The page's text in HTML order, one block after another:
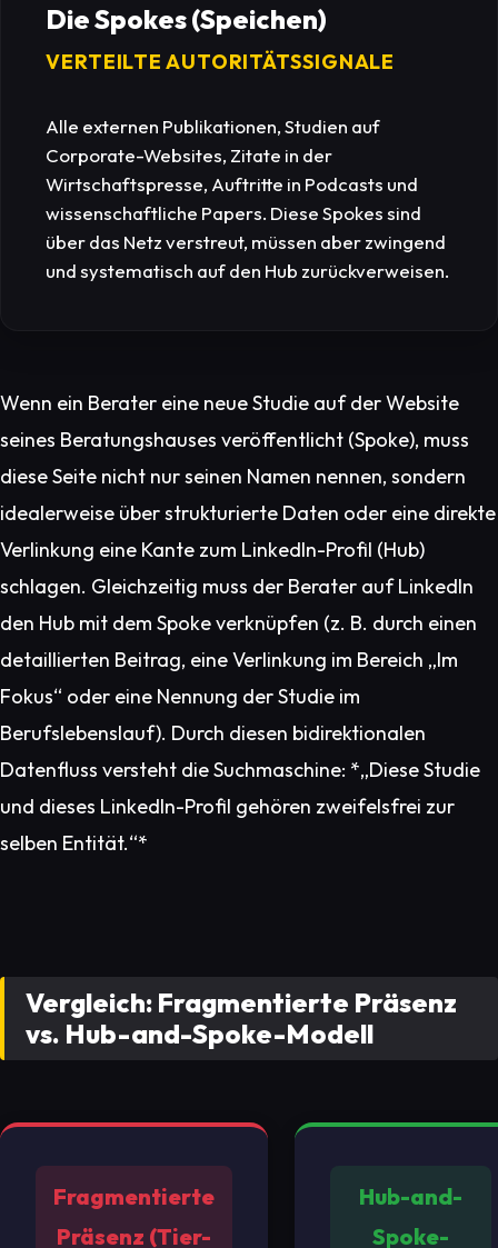
Die Spokes (Speichen)
VERTEILTE AUTORITÄTSSIGNALE
Alle externen Publikationen, Studien auf
Corporate-Websites, Zitate in der
Wirtschaftspresse, Auftritte in Podcasts und
wissenschaftliche Papers. Diese Spokes sind
über das Netz verstreut, müssen aber zwingend
und systematisch auf den Hub zurückverweisen.
Wenn ein Berater eine neue Studie auf der Website
seines Beratungshauses veröffentlicht (Spoke), muss
diese Seite nicht nur seinen Namen nennen, sondern
idealerweise über strukturierte Daten oder eine direkte
Verlinkung eine Kante zum LinkedIn-Profil (Hub)
schlagen. Gleichzeitig muss der Berater auf LinkedIn
den Hub mit dem Spoke verknüpfen (z. B. durch einen
detaillierten Beitrag, eine Verlinkung im Bereich „Im
Fokus“ oder eine Nennung der Studie im
Berufslebenslauf). Durch diesen bidirektionalen
Datenfluss versteht die Suchmaschine: *„Diese Studie
und dieses LinkedIn-Profil gehören zweifelsfrei zur
selben Entität.“*
Vergleich: Fragmentierte Präsenz
vs. Hub-and-Spoke-Modell
Fragmentierte
Präsenz (Tier-
Hub-and-
Spoke-